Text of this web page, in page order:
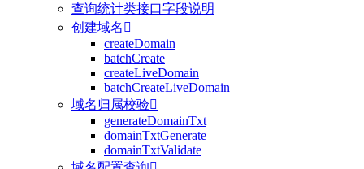
查询统计类接口字段说明
创建域名 
createDomain
batchCreate
createLiveDomain
batchCreateLiveDomain
域名归属校验
generateDomainTxt
domainTxtGenerate
domainTxtValidate